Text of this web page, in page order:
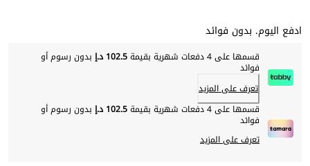
ادفع اليوم. بدون فوائد
قسمها على 4 دفعات شهرية بقيمة 102.5 د.إ بدون رسوم أو
فوائد
تعرف على المزيد
قسمها على 4 دفعات شهرية بقيمة
102.5 د.إ بدون رسوم أو
فوائد
تعرف على المزيد